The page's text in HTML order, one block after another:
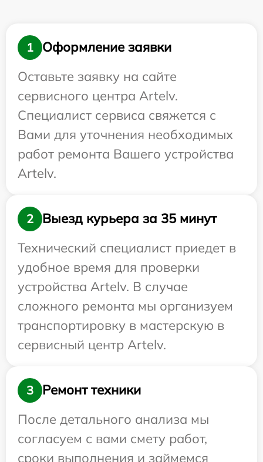
1
Оформление заявки
Оставьте заявку на сайте
сервисного центра Artelv.
Специалист сервиса свяжется с
Вами для уточнения необходимых
работ ремонта Вашего устройства
Artelv.
2
Выезд курьера за 35 минут
Технический специалист приедет в
удобное время для проверки
устройства Artelv. В случае
сложного ремонта мы организуем
транспортировку в мастерскую в
сервисный центр Artelv.
3
Ремонт техники
После детального анализа мы
согласуем с вами смету работ,
сроки выполнения и займемся